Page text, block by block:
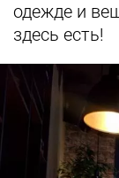
одежде и
здесь есть!